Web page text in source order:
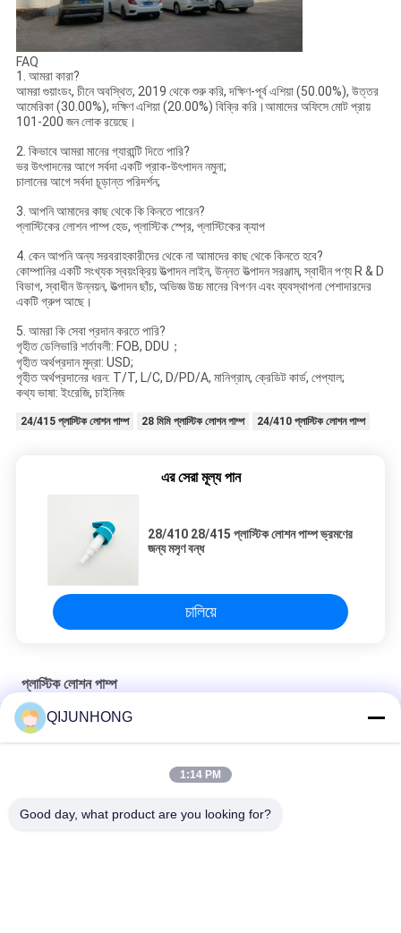
করে।
আমরা গুয়াংডং, চীনে অবস্থিত, 2019 থেকে শুরু করি, দক্ষিণ-পূর্ব এশিয়া (50.00%), উত্তর
101-200 জন লোক রয়েছে।
2. কিভাবে আমরা মানের গ্যারান্টি দিতে পারি?
3. আপনি আমাদের কাছ থেকে কি কিনতে পারেন?
প্লাস্টিকের লোশন পাম্প হেড, প্লাস্টিক স্প্রে, প্লাস্টিকের ক্যাপ
4. কেন আপনি অন্য সরবরাহকারীদের থেকে না আমাদের কাছ থেকে কিনতে হবে?
কোম্পানির একটি সংখ্যক স্বয়ংক্রিয় উত্পাদন লাইন, উন্নত উত্পাদন সরঞ্জাম, স্বাধীন পণ্য R & D
5. আমরা কি সেবা প্রদান করতে পারি?
গৃহীত ডেলিভারি শর্তাবলী: FOB, DDU；
QIJUNHONG
1:14 PM
Good day, what product are you looking for?